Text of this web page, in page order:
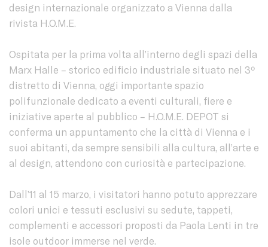
design internazionale organizzato a Vienna dalla
rivista H.O.M.E.
Ospitata per la prima volta all’interno degli spazi della
Marx Halle – storico edificio industriale situato nel 3º
distretto di Vienna, oggi importante spazio
polifunzionale dedicato a eventi culturali, fiere e
iniziative aperte al pubblico – H.O.M.E. DEPOT si
conferma un appuntamento che la città di Vienna e i
suoi abitanti, da sempre sensibili alla cultura, all’arte e
al design, attendono con curiosità e partecipazione.
Dall’11 al 15 marzo, i visitatori hanno potuto apprezzare
colori unici e tessuti esclusivi su sedute, tappeti,
complementi e accessori proposti da Paola Lenti in tre
isole outdoor immerse nel verde.